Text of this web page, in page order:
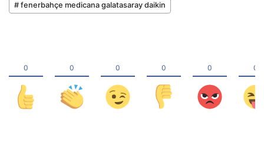
# fenerbahçe medicana galatasaray daikin